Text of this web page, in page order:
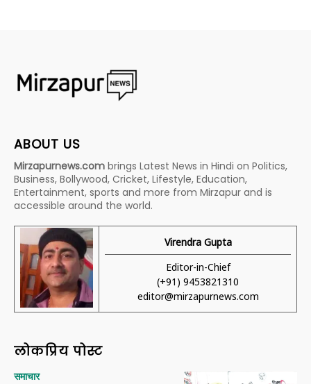
ABOUT US
Mirzapurnews.com brings Latest News in Hindi on Politics,
Business, Bollywood, Cricket, Lifestyle, Education,
Entertainment, sports and more from Mirzapur and is
accessible around the world.
Virendra Gupta
Editor-in-Chief
(+91) 9453821310
editor@mirzapurnews.com
लोकप्रिय पोस्ट
समाचार